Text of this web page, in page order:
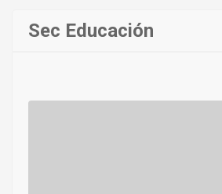
Sec Educación